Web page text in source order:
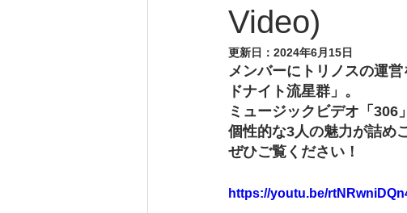
レンタルスタジオ 配信中タイトル
Video)
更新日： 2024年6月15日
メンバーにトリノスの運
ドナイト流星群」。
ミュージックビデオ「306
個性的な3人の魅力が詰め
ぜひご覧ください！
https://youtu.be/